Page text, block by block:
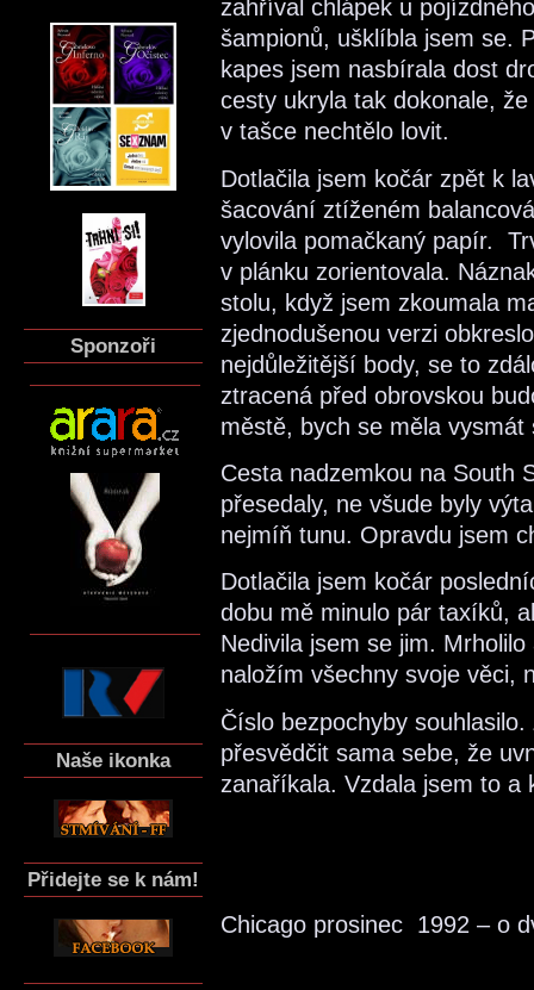
Sponzoři
Naše ikonka
Přidejte se k nám!
zahříval chlápek u
šampionů, ušklíbla jsem se.
kapes jsem nasbírala dost
cesty ukryla tak dokonale,
v tašce nechtělo lovit.
Dotlačila jsem kočár zpět k
šacování ztíženém
vylovila pomačkaný papír.
v plánku zorientovala.
stolu, když jsem zkoumala
zjednodušenou verzi
nejdůležitější body, se to
ztracená před obrovskou
městě, bych se měla
Cesta nadzemkou na South
přesedaly, ne všude byly
nejmíň tunu. Opravdu jsem
Dotlačila jsem kočár
dobu mě minulo pár taxíků,
Nedivila jsem se jim.
naložím všechny svoje věci,
Číslo bezpochyby
přesvědčit sama sebe, že
zanaříkala. Vzdala jsem to a
Chicago prosinec 1992 – o